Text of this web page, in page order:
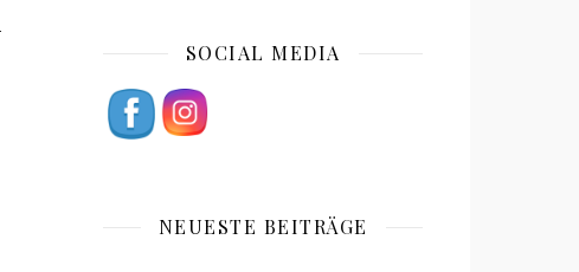
SOCIAL MEDIA
NEUESTE BEITRÄGE